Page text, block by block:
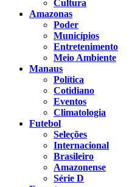
Cultura
Amazonas
Poder
Municípios
Entretenimento
Meio Ambiente
Manaus
Política
Cotidiano
Eventos
Climatologia
Futebol
Seleções
Internacional
Brasileiro
Amazonense
Série D